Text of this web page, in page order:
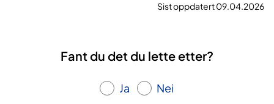
Sist oppdatert 09.04.2026
Fant du det du lette etter?
Ja Nei